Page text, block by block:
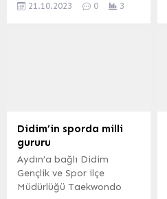
mücadelesinde sahasında
6’da 6 yapan rakibiyle
Mudanya Spor Salonu’nda
karşı karşıya geldi.
Karşılaşma öncesinde
Filistin’de hayatını
kaybedenler için saygı...
21.10.2023 0 3
Didim’in sporda milli
gururu
Aydın’a bağlı Didim
Gençlik ve Spor ilçe
Müdürlüğü Taekwondo